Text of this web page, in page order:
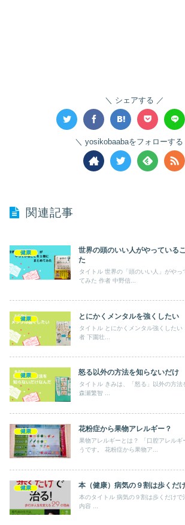
シェアする
yosikobaabaをフォローする
関連記事
健康
世界の頭のいい人がやっている
た
タイトル 世界の「頭のいい人」がや
てみた 作者 中野信...
健康 とにかくメンタルを強くしたい
タイトル とにかくメンタル強くした
者 下園壮...
健康 怒る以外の方法を知らないだけ
タイトル きみは、「怒る」以外の方
森瀬繁智 ...
健康 花粉症から果物アレルギー？
果物アレルギーとは？ 「口腔アレルギ
うです。 花粉症から果物ア...
健康 本（健康）病気の９割は歩くだ
本のタイトル 病気の９割は歩くだけ
内容 ...